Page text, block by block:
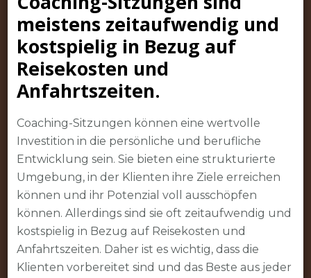
meistens zeitaufwendig und
kostspielig in Bezug auf
Reisekosten und
Anfahrtszeiten.
Coaching-Sitzungen können eine wertvolle
Investition in die persönliche und berufliche
Entwicklung sein. Sie bieten eine strukturierte
Umgebung, in der Klienten ihre Ziele erreichen
können und ihr Potenzial voll ausschöpfen
können. Allerdings sind sie oft zeitaufwendig und
kostspielig in Bezug auf Reisekosten und
Anfahrtszeiten. Daher ist es wichtig, dass die
Klienten vorbereitet sind und das Beste aus jeder